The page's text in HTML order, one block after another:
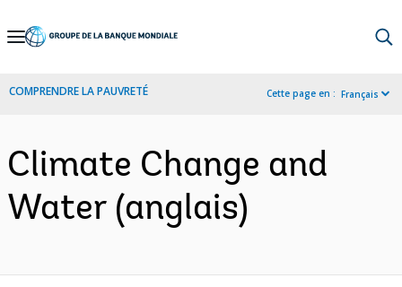
Skip
Navigation
COMPRENDRE LA PAUVRETÉ Cette page en : Français
Climate Change and
Water (anglais)